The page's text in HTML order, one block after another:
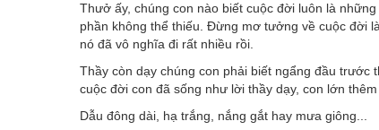
Thưở ấy, chúng con nào biết cuộc đời luôn là
phần không thể thiếu. Đừng mơ tưởng về cuộc đời
nó đã vô nghĩa đi rất nhiều rồi.
Thầy còn dạy chúng con phải biết ngẩng đầu
cuộc đời con đã sống như lời thầy dạy, con lớn
Dẫu đông dài, hạ trắng, nắng gắt hay mưa giông...